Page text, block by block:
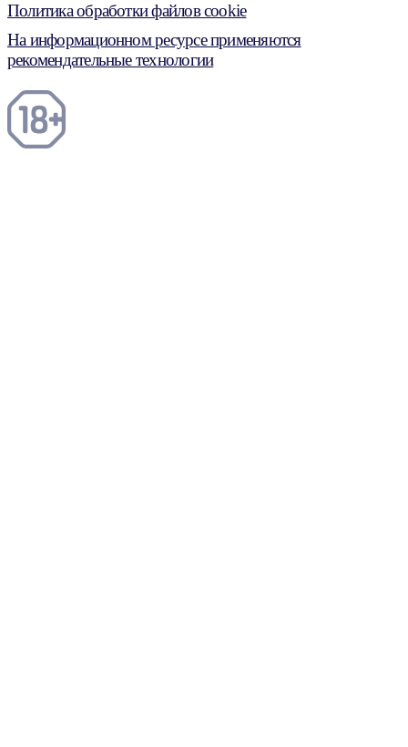
Политика обработки файлов cookie
На информационном ресурсе применяются
рекомендательные технологии